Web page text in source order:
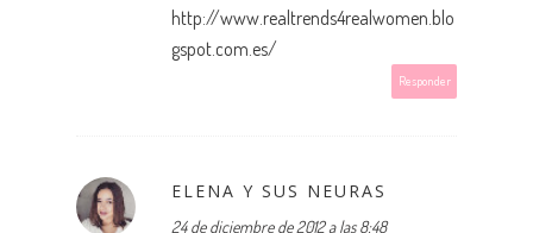
http://www.realtrends4realwomen.blo
gspot.com.es/
Responder
ELENA Y SUS NEURAS
24 de diciembre de 2012 a las 8:48